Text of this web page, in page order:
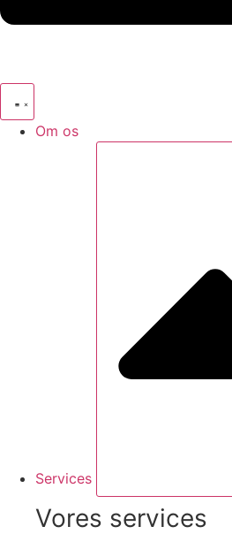
Om os
Services
Vores services